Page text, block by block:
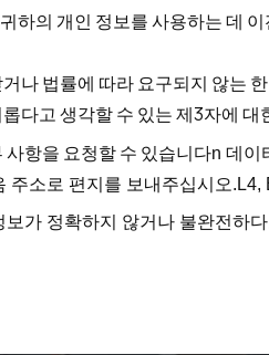
하의 개인 정보를 사용하는 데
나 법률에 따라 요구되지 않는
다고 생각할 수 있는 제3자에
항을 요청할 수 있습니다n 데이
주소로 편지를 보내주십시오. L4,
가 정확하지 않거나 불완전하